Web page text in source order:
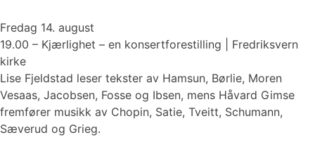
Fredag 14. august
19.00 – Kjærlighet – en konsertforestilling | Fredriksvern
kirke
Lise Fjeldstad leser tekster av Hamsun, Børlie, Moren
Vesaas, Jacobsen, Fosse og Ibsen, mens Håvard Gimse
fremfører musikk av Chopin, Satie, Tveitt, Schumann,
Sæverud og Grieg.